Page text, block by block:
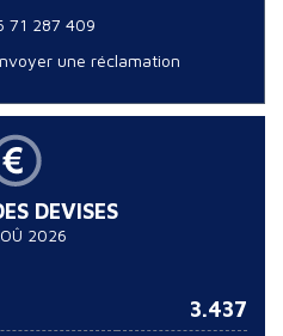
71 287 409
une réclamation
DEVISES
2026
3.437